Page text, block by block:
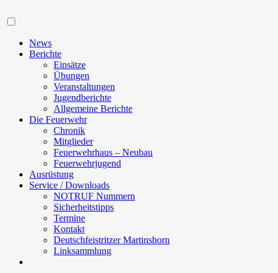
News
Berichte
Einsätze
Übungen
Veranstaltungen
Jugendberichte
Allgemeine Berichte
Die Feuerwehr
Chronik
Mitglieder
Feuerwehrhaus – Neubau
Feuerwehrjugend
Ausrüstung
Service / Downloads
NOTRUF Nummern
Sicherheitstipps
Termine
Kontakt
Deutschfeistritzer Martinshorn
Linksammlung